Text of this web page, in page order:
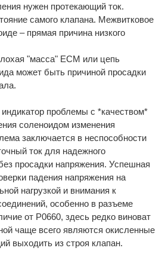
нужен протекающий ток.
самого клапана. Межвитковое
– прямая причина низкого
"масса" ECM или цепь
может быть причиной просадки
проблемы с *качеством*
соленоидом изменения
заключается в неспособности
ток для надежного
просадки напряжения. Успешная
падения напряжения на
нагрузкой и внимания к
особенно в разъеме
от P0660, здесь редко виноват
чаще всего являются окисленные
выходить из строя клапан.